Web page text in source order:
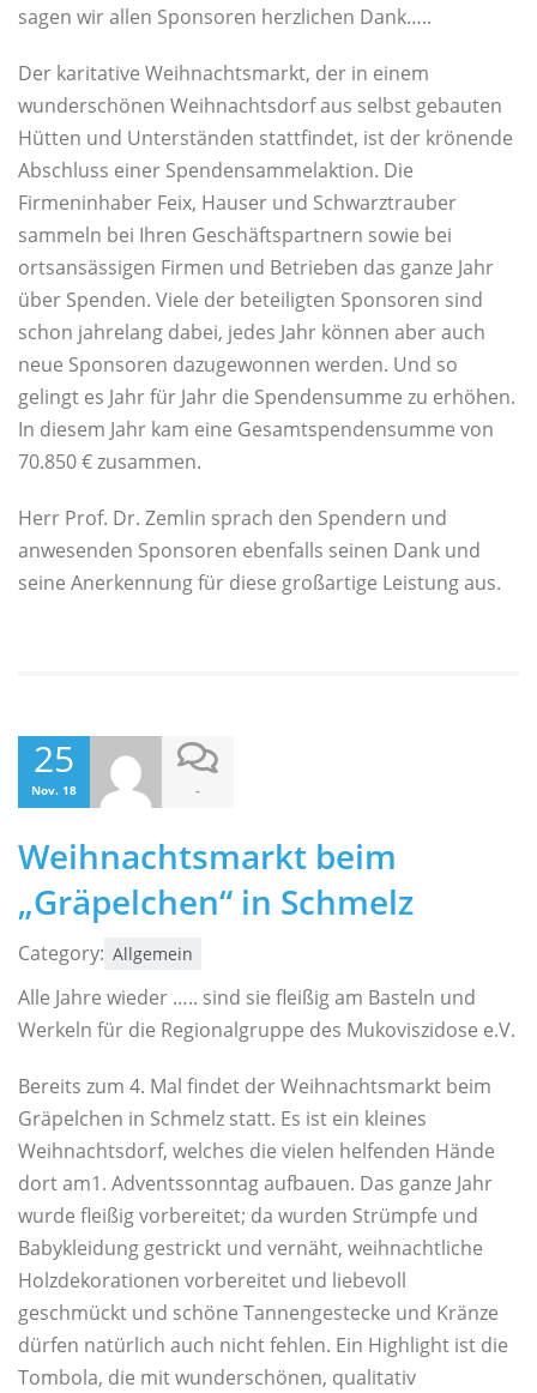
sagen wir allen Sponsoren herzlichen Dank…..
Der karitative Weihnachtsmarkt, der in einem
wunderschönen Weihnachtsdorf aus selbst gebauten
Hütten und Unterständen stattfindet, ist der krönende
Abschluss einer Spendensammelaktion. Die
Firmeninhaber Feix, Hauser und Schwarztrauber
sammeln bei Ihren Geschäftspartnern sowie bei
ortsansässigen Firmen und Betrieben das ganze Jahr
über Spenden. Viele der beteiligten Sponsoren sind
schon jahrelang dabei, jedes Jahr können aber auch
neue Sponsoren dazugewonnen werden. Und so
gelingt es Jahr für Jahr die Spendensumme zu erhöhen.
In diesem Jahr kam eine Gesamtspendensumme von
70.850 € zusammen.
Herr Prof. Dr. Zemlin sprach den Spendern und
anwesenden Sponsoren ebenfalls seinen Dank und
seine Anerkennung für diese großartige Leistung aus.
25
Nov. 18 -
Weihnachtsmarkt beim
„Gräpelchen“ in Schmelz
Category: Allgemein
Alle Jahre wieder ….. sind sie fleißig am Basteln und
Werkeln für die Regionalgruppe des Mukoviszidose e.V.
Bereits zum 4. Mal findet der Weihnachtsmarkt beim
Gräpelchen in Schmelz statt. Es ist ein kleines
Weihnachtsdorf, welches die vielen helfenden Hände
dort am1. Adventssonntag aufbauen. Das ganze Jahr
wurde fleißig vorbereitet; da wurden Strümpfe und
Babykleidung gestrickt und vernäht, weihnachtliche
Holzdekorationen vorbereitet und liebevoll
geschmückt und schöne Tannengestecke und Kränze
dürfen natürlich auch nicht fehlen. Ein Highlight ist die
Tombola, die mit wunderschönen, qualitativ